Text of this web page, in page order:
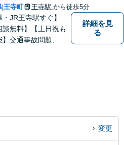
|王寺町 王寺駅 から徒歩5分
・JR王寺駅すぐ】
談無料】【土日祝も
交通事故問題、遺
詳細を見
る
変更